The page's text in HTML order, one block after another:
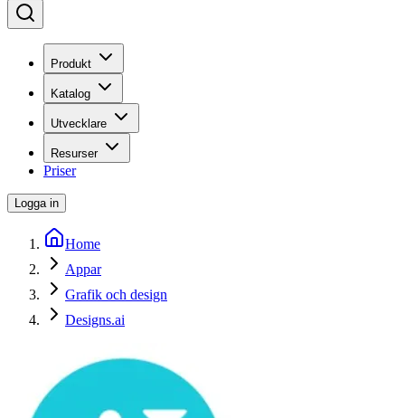
Produkt
Katalog
Utvecklare
Resurser
Priser
Logga in
Home
Appar
Grafik och design
Designs.ai